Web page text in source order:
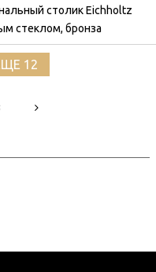
столик Eichholtz
стеклом, бронза
12